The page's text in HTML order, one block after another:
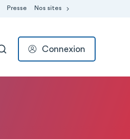
Presse Nos sites
RECHERCHER
Connexion